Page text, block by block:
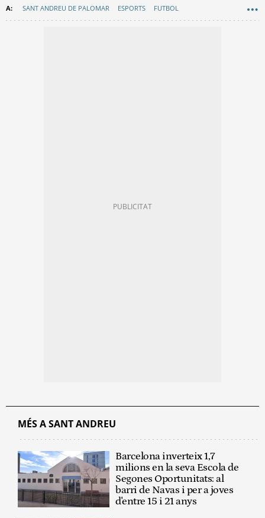
SANT ANDREU DE PALOMAR ESPORTS FUTBOL
MÉS A SANT ANDREU
Barcelona inverteix 1,7
milions en la seva Escola de
Segones Oportunitats: al
barri de Navas i per a joves
d'entre 15 i 21 anys